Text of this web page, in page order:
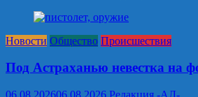
Новости Общество Происшествия
Под Астраханью невестка на
06.08.202606.08.2026 Редакция -АЛ-